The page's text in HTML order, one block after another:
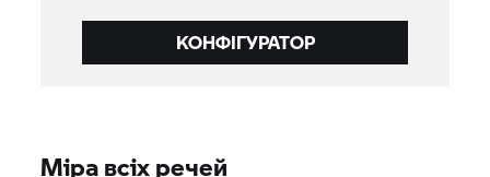
КОНФІГУРАТОР
Міра всіх речей